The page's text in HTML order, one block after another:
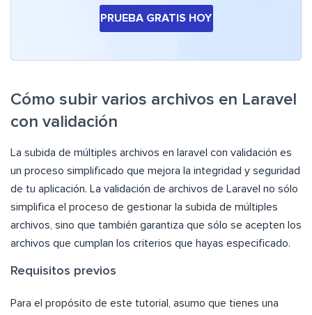
PRUEBA GRATIS HOY
Cómo subir varios archivos en Laravel
con validación
La subida de múltiples archivos en laravel con validación es
un proceso simplificado que mejora la integridad y seguridad
de tu aplicación. La validación de archivos de Laravel no sólo
simplifica el proceso de gestionar la subida de múltiples
archivos, sino que también garantiza que sólo se acepten los
archivos que cumplan los criterios que hayas especificado.
Requisitos previos
Para el propósito de este tutorial, asumo que tienes una